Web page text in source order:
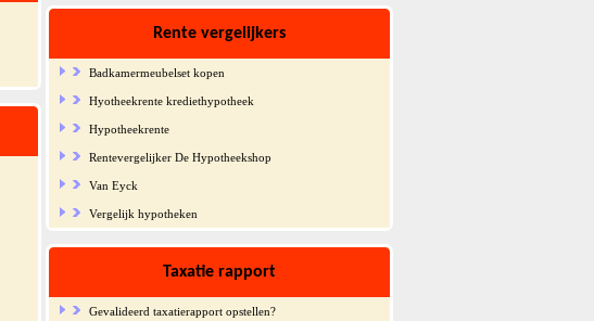
Rente vergelijkers
Badkamermeubelset kopen
Hyotheekrente krediethypotheek
Hypotheekrente
Rentevergelijker De Hypotheekshop
Van Eyck
Vergelijk hypotheken
Taxatie rapport
Gevalideerd taxatierapport opstellen?